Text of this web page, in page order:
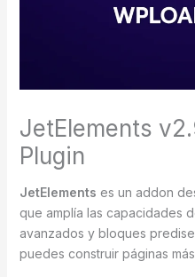
JetElements
Plugin
JetElements es un addon
que amplía las capacidades
avanzados y bloques
puedes construir páginas